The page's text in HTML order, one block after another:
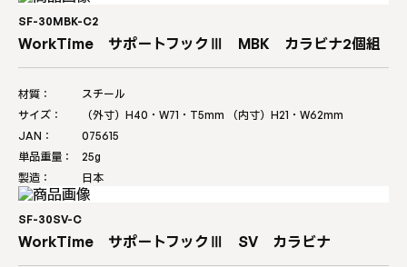
SF-30MBK-C2
WorkTime サポートフックⅢ MBK カラビナ2個組
材質：
スチール
サイズ：
（外寸）H40・W71・T5mm （内寸）H21・W62mm
JAN：
075615
単品重量：
25g
製造：
日本
SF-30SV-C
WorkTime サポートフックⅢ SV カラビナ